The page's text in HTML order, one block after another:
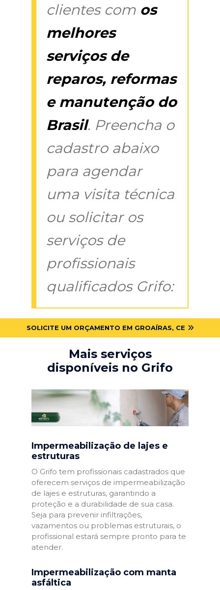
clientes com os
melhores
serviços de
reparos, reformas
e manutenção do
Brasil. Preencha o
cadastro abaixo
para agendar
uma visita técnica
ou solicitar os
serviços de
profissionais
qualificados Grifo:
SOLICITE UM ORÇAMENTO EM GROAÍRAS, CE
Mais serviços
disponíveis no Grifo
Impermeabilização de lajes e
estruturas
O Grifo tem profissionais cadastrados que
oferecem serviços de impermeabilização
de lajes e estruturas, garantindo a
proteção e a durabilidade de sua casa.
Seja para prevenir infiltrações,
vazamentos ou problemas estruturais, o
profissional estará sempre pronto para te
atender.
Impermeabilização com manta
asfáltica